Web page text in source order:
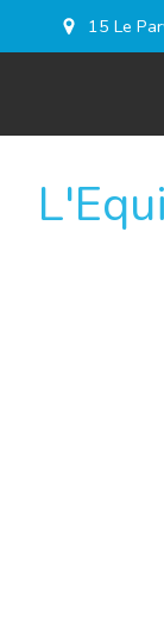
15 Le